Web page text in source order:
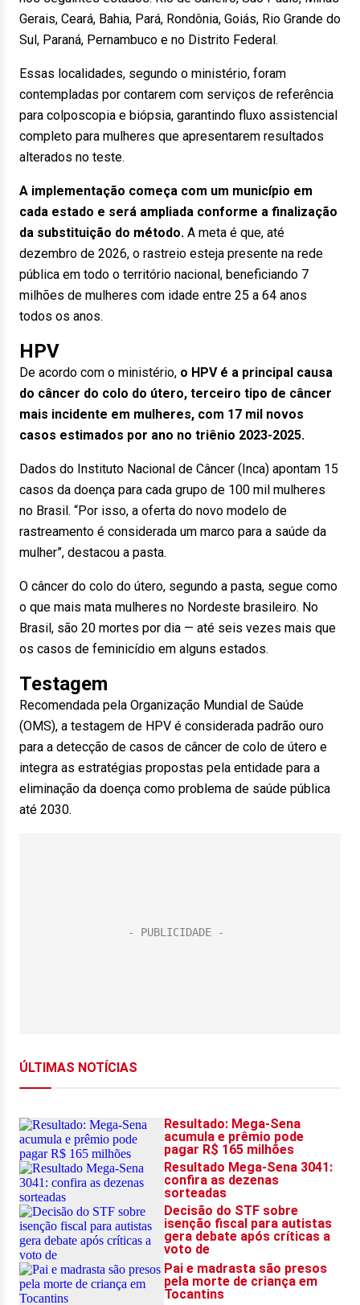
Gerais, Ceará, Bahia, Pará, Rondônia, Goiás, Rio Grande do
Sul, Paraná, Pernambuco e no Distrito Federal.
Essas localidades, segundo o ministério, foram
contempladas por contarem com serviços de referência
para colposcopia e biópsia, garantindo fluxo assistencial
completo para mulheres que apresentarem resultados
alterados no teste.
A implementação começa com um município em
cada estado e será ampliada conforme a finalização
da substituição do método. A meta é que, até
dezembro de 2026, o rastreio esteja presente na rede
pública em todo o território nacional, beneficiando 7
milhões de mulheres com idade entre 25 a 64 anos
todos os anos.
HPV
De acordo com o ministério, o HPV é a principal causa
do câncer do colo do útero, terceiro tipo de câncer
mais incidente em mulheres, com 17 mil novos
casos estimados por ano no triênio 2023-2025.
Dados do Instituto Nacional de Câncer (Inca) apontam 15
casos da doença para cada grupo de 100 mil mulheres
no Brasil. “Por isso, a oferta do novo modelo de
rastreamento é considerada um marco para a saúde da
mulher”, destacou a pasta.
O câncer do colo do útero, segundo a pasta, segue como
o que mais mata mulheres no Nordeste brasileiro. No
Brasil, são 20 mortes por dia — até seis vezes mais que
os casos de feminicídio em alguns estados.
Testagem
Recomendada pela Organização Mundial de Saúde
(OMS), a testagem de HPV é considerada padrão ouro
para a detecção de casos de câncer de colo de útero e
integra as estratégias propostas pela entidade para a
eliminação da doença como problema de saúde pública
até 2030.